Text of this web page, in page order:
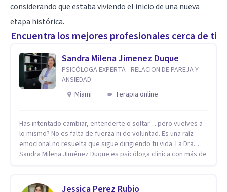
considerando que estaba viviendo el inicio de una nueva
etapa histórica.
Encuentra los mejores profesionales cerca de ti
Sandra Milena Jimenez Duque
PSICÓLOGA EXPERTA - RELACION DE PAREJA Y
ANSIEDAD
Miami
Terapia online
Has intentado cambiar, entenderte o soltar… pero vuelves a
lo mismo? No es falta de fuerza ni de voluntad. Es una raíz
emocional no resuelta que sigue dirigiendo tu vida. La Dra.
Sandra Milena Jiménez Duque es psicóloga clínica con más de
ansiedad, la baja autoestima, la dependencia emocional y los
Jessica Perez Rubio